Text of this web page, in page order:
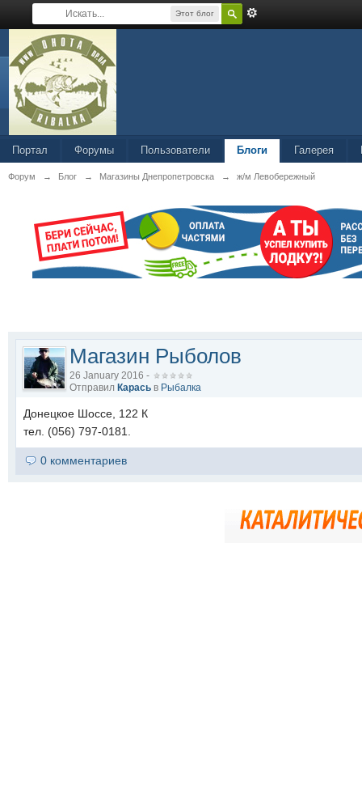
Этот блог
Портал Форумы Пользователи Блоги Галерея
Форум → Блог → Магазины Днепропетровска → ж/м Левобережный
Магазин Рыболов
26 January 2016 -
Отправил Карась в Рыбалка
Донецкое Шоссе, 122 К
тел. (056) 797-0181.
0 комментариев